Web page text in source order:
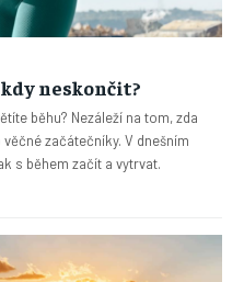
neskončit?
běhu? Nezáleží na tom, zda
začátečníky. V dnešním
s během začít a vytrvat.